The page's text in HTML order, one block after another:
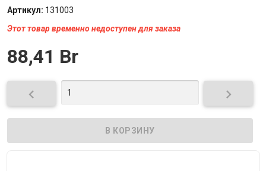
Артикул: 131003
Этот товар временно недоступен для заказа
88,41 Br
 